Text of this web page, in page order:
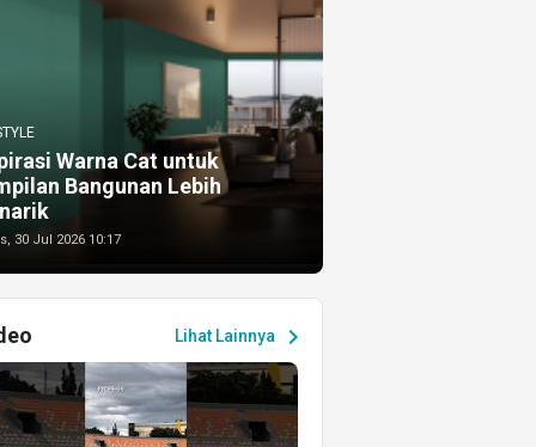
Warna Cat untuk
Bangunan Lebih
30 Jul 2026 10:17
Lihat Lainnya chevron_right